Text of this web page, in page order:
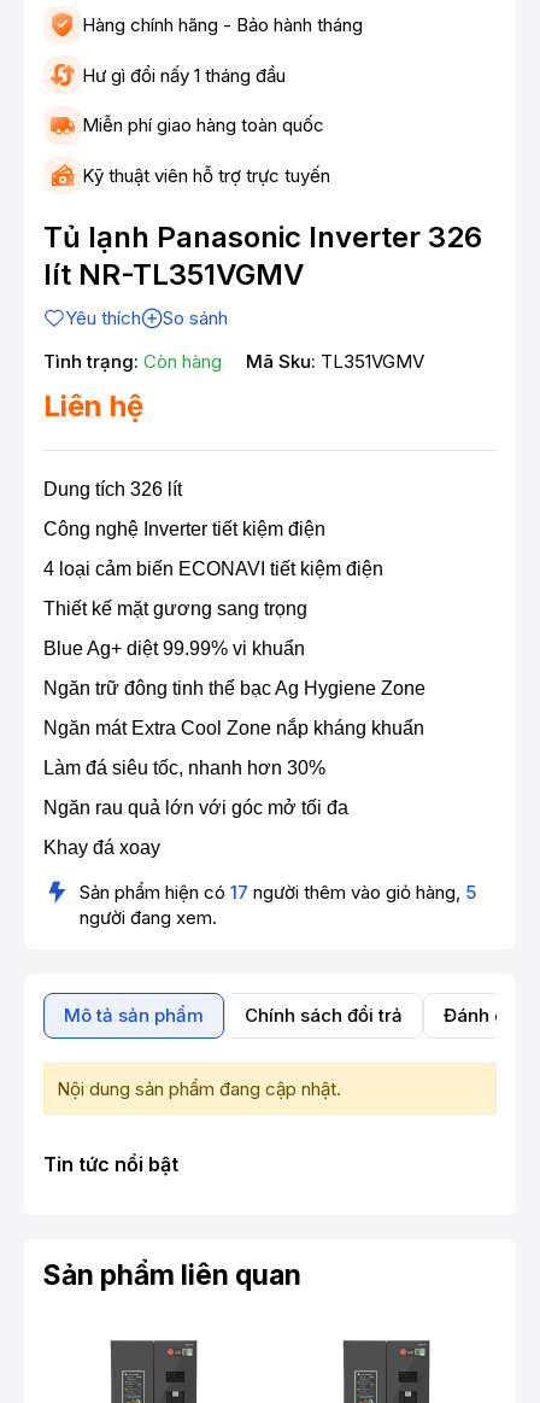
Hàng chính hãng - Bảo hành tháng
Hư gì đổi nấy 1 tháng đầu
Miễn phí giao hàng toàn quốc
Kỹ thuật viên hỗ trợ trực tuyến
Tủ lạnh Panasonic Inverter 326
lít NR-TL351VGMV
Yêu thích
So sánh
Tình trạng: Còn hàng Mã Sku: TL351VGMV
Liên hệ
Dung tích 326 lít
Công nghệ Inverter tiết kiệm điện
4 loại cảm biến ECONAVI tiết kiệm điện
Thiết kế mặt gương sang trọng
Blue Ag+ diệt 99.99% vi khuẩn
Ngăn trữ đông tinh thể bạc Ag Hygiene Zone
Ngăn mát Extra Cool Zone nắp kháng khuẩn
Làm đá siêu tốc, nhanh hơn 30%
Ngăn rau quả lớn với góc mở tối đa
Khay đá xoay
Sản phẩm hiện có 17 người thêm vào giỏ hàng, 5
người đang xem.
Mô tả sản phẩm Chính sách đổi trả Đánh giá
Nội dung sản phẩm đang cập nhật.
Tin tức nổi bật
Sản phẩm liên quan